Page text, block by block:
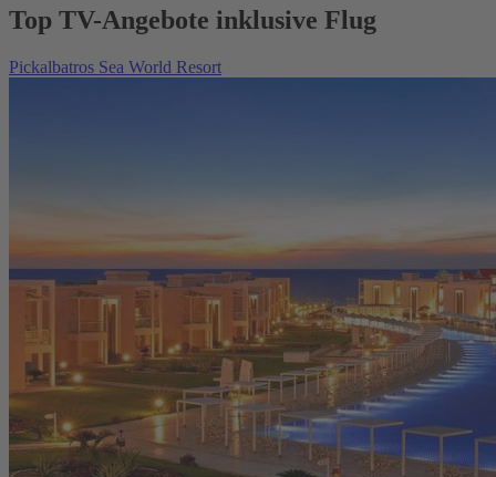
Top TV-Angebote inklusive Flug
Pickalbatros Sea World Resort